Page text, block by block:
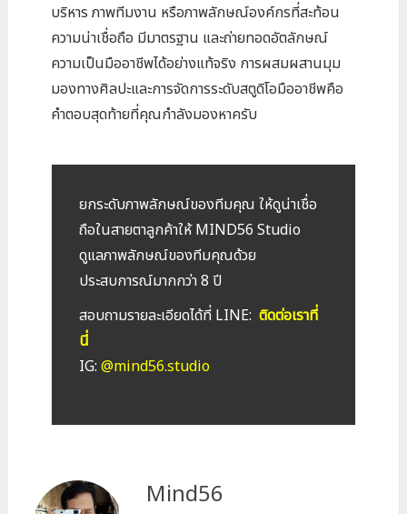
บริหาร ภาพทีมงาน หรือภาพลักษณ์องค์กรที่สะท้อน
ความน่าเชื่อถือ มีมาตรฐาน และถ่ายทอดอัตลักษณ์
ความเป็นมืออาชีพได้อย่างแท้จริง การผสมผสานมุม
มองทางศิลปะและการจัดการระดับสตูดิโอมืออาชีพคือ
คำตอบสุดท้ายที่คุณกำลังมองหาครับ
ยกระดับภาพลักษณ์ของทีมคุณ ให้ดูน่าเชื่อ
ถือในสายตาลูกค้าให้ MIND56 Studio
ดูแลภาพลักษณ์ของทีมคุณด้วย
ประสบการณ์มากกว่า 8 ปี
สอบถามรายละเอียดได้ที่ LINE: ติดต่อเราที่
นี่
IG:@mind56.studio
Mind56